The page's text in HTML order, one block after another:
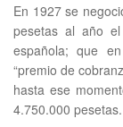
En 1927 se
pesetas al año
española; que
“premio de
hasta ese
4.750.000 pesetas.